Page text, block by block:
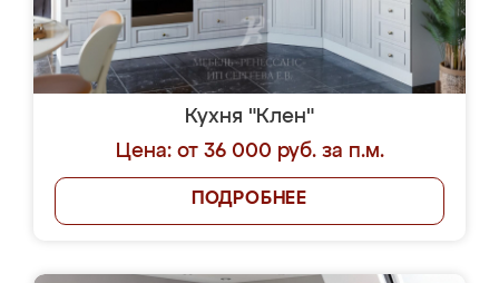
Кухня "Клен"
Цена: от 36 000 руб. за п.м.
ПОДРОБНЕЕ